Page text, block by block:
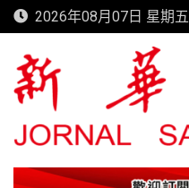
Skip
to
content
2026年08月07日 星期五
新華澳報